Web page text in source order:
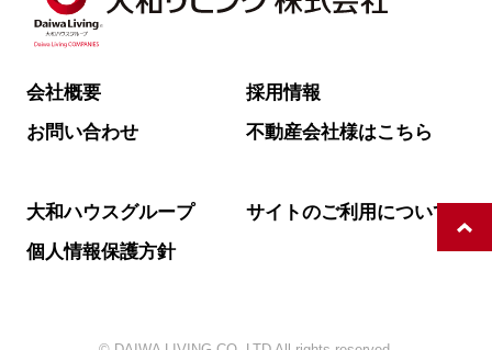
会社概要
採用情報
お問い合わせ
不動産会社様はこちら
大和ハウスグループ
サイトのご利用について
個人情報保護方針